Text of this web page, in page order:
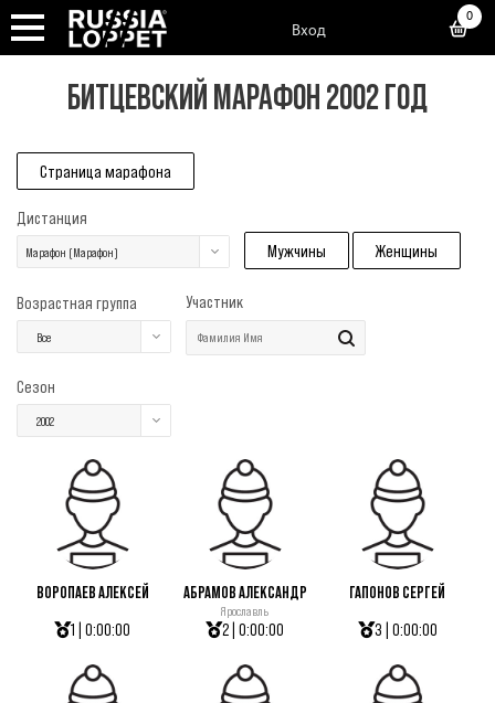
Вход
0
БИТЦЕВСКИЙ МАРАФОН 2002 ГОД
Страница марафона
Дистанция
Марафон (Марафон) Мужчины Женщины
Возрастная группа
Все
Участник
Сезон
2002
ВОРОПАЕВ АЛЕКСЕЙ
1 | 0:00:00
АБРАМОВ АЛЕКСАНДР
Ярославль
2 | 0:00:00
ГАПОНОВ СЕРГЕЙ
3 | 0:00:00